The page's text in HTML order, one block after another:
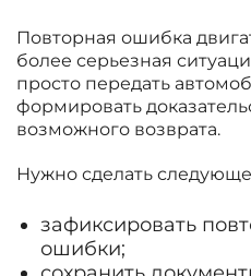
Повторная ошибка
более серьезная
просто передать
формировать
возможного возврата.
Нужно сделать
зафиксировать
ошибки;